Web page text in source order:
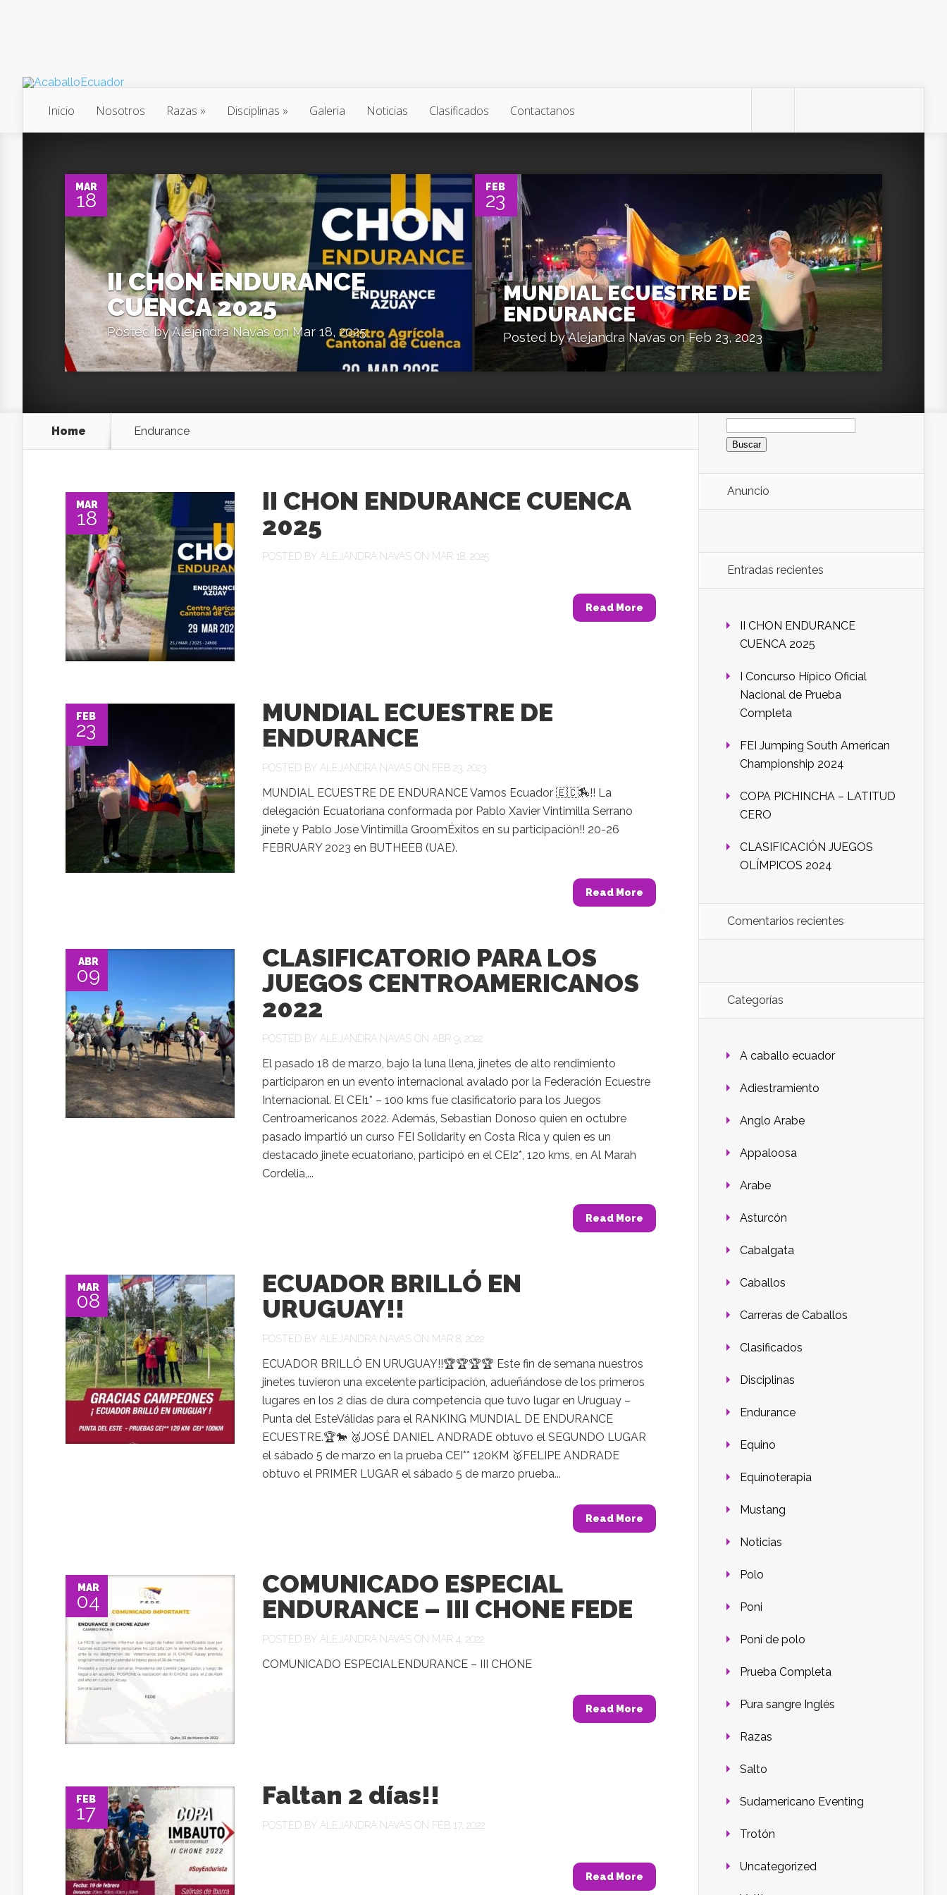
Inicio Nosotros Razas Disciplinas Galeria Noticias Clasificados Contactanos
MAR
18
II CHON ENDURANCE
CUENCA 2025
Posted byAlejandra Navason Mar 18, 2025
FEB
23
MUNDIAL ECUESTRE DE
ENDURANCE
Posted byAlejandra Navas on Feb 23, 2023
Home Endurance
MAR
18
II CHON ENDURANCE CUENCA
2025
POSTED BY ALEJANDRA NAVAS ON MAR 18, 2025
Read More
FEB
23
MUNDIAL ECUESTRE DE
ENDURANCE
POSTED BY ALEJANDRA NAVAS ON FEB 23, 2023
MUNDIAL ECUESTRE DE ENDURANCE Vamos Ecuador 🇪🇨🏇!! La
delegación Ecuatoriana conformada por Pablo Xavier Vintimilla Serrano
jinete y Pablo Jose Vintimilla GroomÉxitos en su participación!! 20-26
FEBRUARY 2023 en BUTHEEB (UAE).
Read More
ABR
09
CLASIFICATORIO PARA LOS
JUEGOS CENTROAMERICANOS
2022
POSTED BY ALEJANDRA NAVAS ON ABR 9, 2022
El pasado 18 de marzo, bajo la luna llena, jinetes de alto rendimiento
participaron en un evento internacional avalado por la Federación Ecuestre
Internacional. El CEI1* – 100 kms fue clasificatorio para los Juegos
Centroamericanos 2022. Además, Sebastian Donoso quien en octubre
pasado impartió un curso FEI Solidarity en Costa Rica y quien es un
destacado jinete ecuatoriano, participó en el CEI2*, 120 kms, en Al Marah
Cordelia,...
Read More
MAR
08
ECUADOR BRILLÓ EN
URUGUAY!!
POSTED BY ALEJANDRA NAVAS ON MAR 8, 2022
ECUADOR BRILLÓ EN URUGUAY!!🏆🏆🏆🏆 Este fin de semana nuestros
jinetes tuvieron una excelente participación, adueñándose de los primeros
lugares en los 2 días de dura competencia que tuvo lugar en Uruguay –
Punta del EsteVálidas para el RANKING MUNDIAL DE ENDURANCE
ECUESTRE.🏆🐎 🥈JOSÉ DANIEL ANDRADE obtuvo el SEGUNDO LUGAR
el sábado 5 de marzo en la prueba CEI** 120KM 🥇FELIPE ANDRADE
obtuvo el PRIMER LUGAR el sábado 5 de marzo prueba...
Read More
MAR
04
COMUNICADO ESPECIAL
ENDURANCE – III CHONE FEDE
POSTED BY ALEJANDRA NAVAS ON MAR 4, 2022
COMUNICADO ESPECIALENDURANCE – III CHONE
Read More
FEB
17
Faltan 2 días!!
POSTED BY ALEJANDRA NAVAS ON FEB 17, 2022
Read More
Buscar:
Anuncio
Entradas recientes
II CHON ENDURANCE
CUENCA 2025
I Concurso Hípico Oficial
Nacional de Prueba
Completa
FEI Jumping South American
Championship 2024
COPA PICHINCHA – LATITUD
CERO
CLASIFICACIÓN JUEGOS
OLÍMPICOS 2024
Comentarios recientes
Categorías
A caballo ecuador
Adiestramiento
Anglo Arabe
Appaloosa
Arabe
Asturcón
Cabalgata
Caballos
Carreras de Caballos
Clasificados
Disciplinas
Endurance
Equino
Equinoterapia
Mustang
Noticias
Polo
Poni
Poni de polo
Prueba Completa
Pura sangre Inglés
Razas
Salto
Sudamericano Eventing
Trotón
Uncategorized